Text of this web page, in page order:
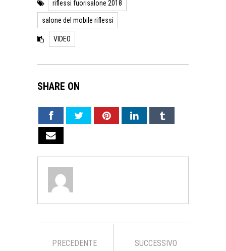
riflessi fuorisalone 2018
salone del mobile riflessi
VIDEO
SHARE ON
PRECEDENTE SUCCESSIVO